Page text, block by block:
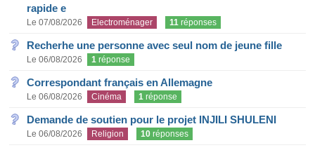
rapide e
Le 07/08/2026 Electroménager 11 réponses
Recherhe une personne avec seul nom de jeune fille
Le 06/08/2026 1 réponse
Correspondant français en Allemagne
Le 06/08/2026 Cinéma 1 réponse
Demande de soutien pour le projet INJILI SHULENI
Le 06/08/2026 Religion 10 réponses